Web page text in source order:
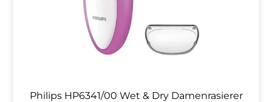
Philips HP6341/00 Wet & Dry Damenrasierer